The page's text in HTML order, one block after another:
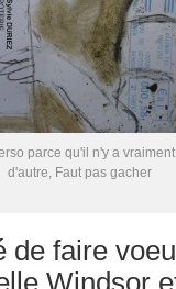
parce qu'il n'y a
d'autre, Faut pas gacher
de faire
Windsor